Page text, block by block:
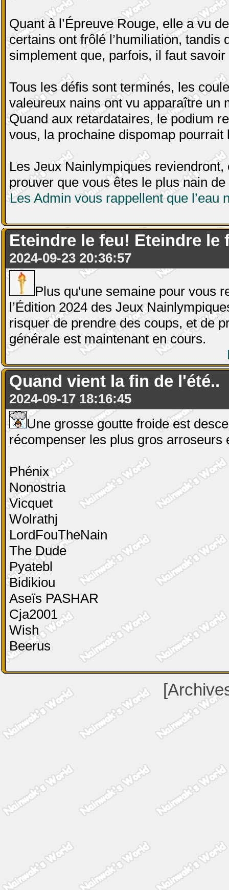
Quant à l’Épreuve Rouge, elle a vu
certains ont frôlé l’humiliation,
simplement que, parfois, il faut
Tous les défis sont terminés, les
valeureux nains ont vu apparaître un
Quand aux retardataires, le podium
vous, la prochaine dispomap
Les Jeux Nainlympiques
prouver que vous êtes le plus nain
Les Admin vous rappellent que l’eau
Eteindre le feu! Eteindre le
2024-09-23 20:36:57
Plus qu'une semaine pour vous
l’Édition 2024 des Jeux
risquer de prendre des coups, et de
générale est maintenant en cours.
Quand vient la fin de l'été..
2024-09-17 18:16:45
Une grosse goutte froide est
récompenser les plus gros arroseurs
Phénix
Nonostria
Vicquet
Wolrathj
LordFouTheNain
The Dude
Pyatebl
Bidikiou
Aseïs PASHAR
Cja2001
Wish
Beerus